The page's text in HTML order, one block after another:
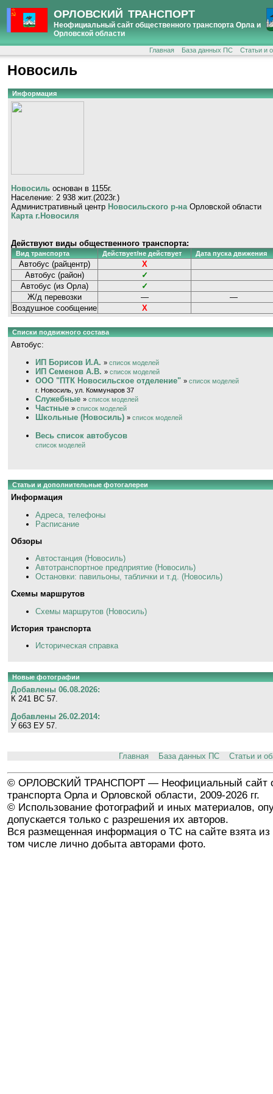
ОРЛОВСКИЙ ТРАНСПОРТ
Неофициальный сайт общественного транспорта Орла и
Орловской области
Главная База данных ПС Статьи и
Новосиль
Информация
Новосиль основан в 1155г.
Население: 2 938 жит.(2023г.)
Административный центр Новосильского р-на Орловской области
Карта г.Новосиля
Действуют виды общественного транспорта:
Вид транспорта Действует/не действует Дата пуска движения
Автобус (райцентр)
Х
Автобус (район)
✓
Автобус (из Орла)
✓
Ж/д перевозки
—
—
Воздушное сообщение
Х
Списки подвижного состава
Автобус:
ИП Борисов И.А. » список моделей
ИП Семенов А.В. » список моделей
ООО "ПТК Новосильское отделение" » список моделей
г. Новосиль, ул. Коммунаров 37
Служебные » список моделей
Частные » список моделей
Школьные (Новосиль) » список моделей
Весь список автобусов
список моделей
Статьи и дополнительные фотогалереи
Информация
Адреса, телефоны
Расписание
Обзоры
Автостанция (Новосиль)
Автотранспортное предприятие (Новосиль)
Остановки: павильоны, таблички и т.д. (Новосиль)
Схемы маршрутов
Схемы маршрутов (Новосиль)
История транспорта
Историческая справка
Новые фотографии
Добавлены 06.08.2026:
К 241 ВС 57.
Добавлены 26.02.2014:
У 663 ЕУ 57.
Главная База данных ПС Статьи и
© ОРЛОВСКИЙ ТРАНСПОРТ — Неофициальный сайт
транспорта Орла и Орловской области, 2009-2026 гг.
© Использование фотографий и иных материалов,
допускается только с разрешения их авторов.
Вся размещенная информация о ТС на сайте взята из
том числе лично добыта авторами фото.